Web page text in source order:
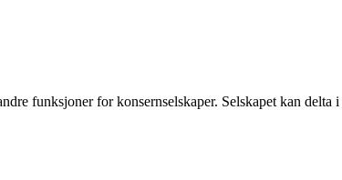
funksjoner for konsernselskaper. Selskapet kan delta